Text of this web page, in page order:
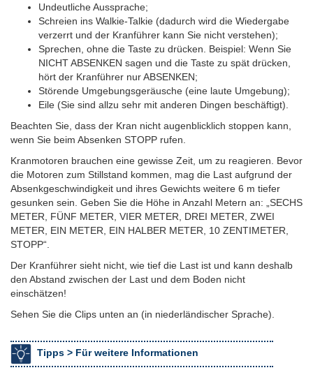
Undeutliche Aussprache;
Schreien ins Walkie-Talkie (dadurch wird die Wiedergabe
verzerrt und der Kranführer kann Sie nicht verstehen);
Sprechen, ohne die Taste zu drücken. Beispiel: Wenn Sie
NICHT ABSENKEN sagen und die Taste zu spät drücken,
hört der Kranführer nur ABSENKEN;
Störende Umgebungsgeräusche (eine laute Umgebung);
Eile (Sie sind allzu sehr mit anderen Dingen beschäftigt).
Beachten Sie, dass der Kran nicht augenblicklich stoppen kann,
wenn Sie beim Absenken STOPP rufen.
Kranmotoren brauchen eine gewisse Zeit, um zu reagieren. Bevor
die Motoren zum Stillstand kommen, mag die Last aufgrund der
Absenkgeschwindigkeit und ihres Gewichts weitere 6 m tiefer
gesunken sein. Geben Sie die Höhe in Anzahl Metern an: „SECHS
METER, FÜNF METER, VIER METER, DREI METER, ZWEI
METER, EIN METER, EIN HALBER METER, 10 ZENTIMETER,
STOPP“.
Der Kranführer sieht nicht, wie tief die Last ist und kann deshalb
den Abstand zwischen der Last und dem Boden nicht
einschätzen!
Sehen Sie die Clips unten an (in niederländischer Sprache).
Tipps > Für weitere Informationen